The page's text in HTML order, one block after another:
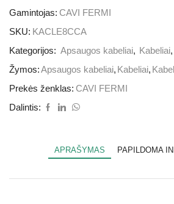
Gamintojas: CAVI FERMI
SKU: KACLE8CCA
Kategorijos: Apsaugos kabeliai, Kabeliai,
Žymos:Apsaugos kabeliai, Kabeliai,
Prekės ženklas: CAVI FERMI
Dalintis:
APRAŠYMAS PAPILDOMA